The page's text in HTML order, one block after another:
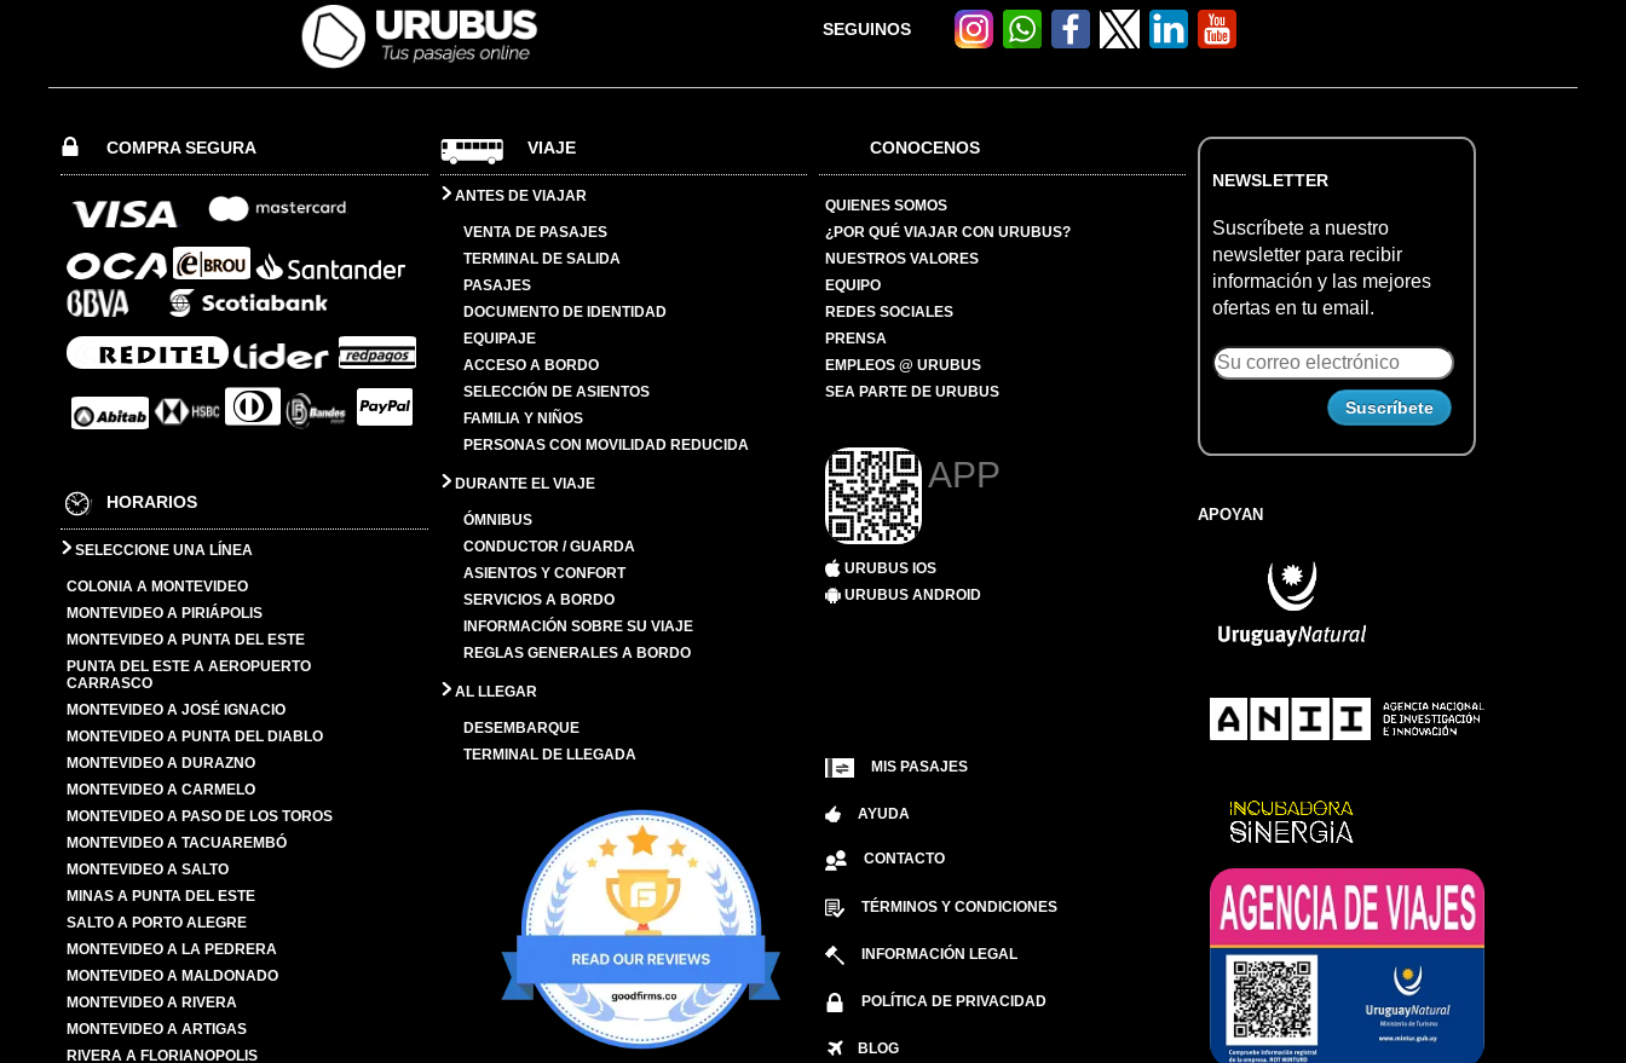
SEGUINOS
COMPRA SEGURA
HORARIOS
SELECCIONE UNA LÍNEA
COLONIA A MONTEVIDEO
MONTEVIDEO A PIRIÁPOLIS
MONTEVIDEO A PUNTA DEL ESTE
PUNTA DEL ESTE A AEROPUERTO
CARRASCO
MONTEVIDEO A JOSÉ IGNACIO
MONTEVIDEO A PUNTA DEL DIABLO
MONTEVIDEO A DURAZNO
MONTEVIDEO A CARMELO
MONTEVIDEO A PASO DE LOS TOROS
MONTEVIDEO A TACUAREMBÓ
MONTEVIDEO A SALTO
MINAS A PUNTA DEL ESTE
SALTO A PORTO ALEGRE
MONTEVIDEO A LA PEDRERA
MONTEVIDEO A MALDONADO
MONTEVIDEO A RIVERA
MONTEVIDEO A ARTIGAS
RIVERA A FLORIANOPOLIS
VIAJE
ANTES DE VIAJAR
VENTA DE PASAJES
TERMINAL DE SALIDA
PASAJES
DOCUMENTO DE IDENTIDAD
EQUIPAJE
ACCESO A BORDO
SELECCIÓN DE ASIENTOS
FAMILIA Y NIÑOS
PERSONAS CON MOVILIDAD REDUCIDA
DURANTE EL VIAJE
ÓMNIBUS
CONDUCTOR / GUARDA
ASIENTOS Y CONFORT
SERVICIOS A BORDO
INFORMACIÓN SOBRE SU VIAJE
REGLAS GENERALES A BORDO
AL LLEGAR
DESEMBARQUE
TERMINAL DE LLEGADA
CONOCENOS
QUIENES SOMOS
¿POR QUÉ VIAJAR CON URUBUS?
NUESTROS VALORES
EQUIPO
REDES SOCIALES
PRENSA
EMPLEOS @ URUBUS
SEA PARTE DE URUBUS
APP
URUBUS IOS
URUBUS ANDROID
MIS PASAJES
AYUDA
CONTACTO
TÉRMINOS Y CONDICIONES
INFORMACIÓN LEGAL
POLÍTICA DE PRIVACIDAD
BLOG
NEWSLETTER
Suscríbete a nuestro
newsletter para recibir
información y las mejores
ofertas en tu email.
APOYAN